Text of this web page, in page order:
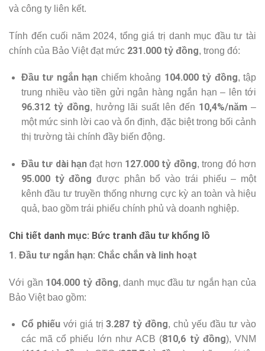
và công ty liên kết.
Tính đến cuối năm 2024, tổng giá trị danh mục đầu tư tài
chính của Bảo Việt đạt mức 231.000 tỷ đồng, trong đó:
Đầu tư ngắn hạn chiếm khoảng 104.000 tỷ đồng, tập
trung nhiều vào tiền gửi ngân hàng ngắn hạn – lên tới
96.312 tỷ đồng, hưởng lãi suất lên đến 10,4%/năm –
một mức sinh lời cao và ổn định, đặc biệt trong bối cảnh
thị trường tài chính đầy biến động.
Đầu tư dài hạnđạt hơn 127.000 tỷ đồng, trong đó hơn
95.000 tỷ đồng được phân bổ vào trái phiếu – một
kênh đầu tư truyền thống nhưng cực kỳ an toàn và hiệu
quả, bao gồm trái phiếu chính phủ và doanh nghiệp.
Chi tiết danh mục: Bức tranh đầu tư khổng lồ
1. Đầu tư ngắn hạn: Chắc chắn và linh hoạt
Với gần 104.000 tỷ đồng, danh mục đầu tư ngắn hạn của
Bảo Việt bao gồm:
Cổ phiếuvới giá trị3.287 tỷ đồng, chủ yếu đầu tư vào
các mã cổ phiếu lớn như ACB (810,6 tỷ đồng), VNM